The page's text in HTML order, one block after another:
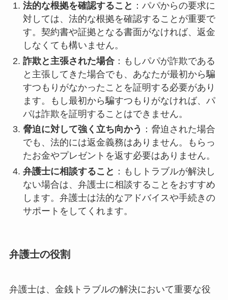
法的な根拠を確認すること ：パパからの要求に
対しては、法的な根拠を確認することが重要で
す。契約書や証拠となる書面がなければ、返金
しなくても構いません。
詐欺と主張された場合：もしパパが詐欺である
と主張してきた場合でも、あなたが最初から騙
すつもりがなかったことを証明する必要があり
ます。もし最初から騙すつもりがなければ、パ
パは詐欺を証明することはできません。
脅迫に対して強く立ち向かう ：脅迫された場合
でも、法的には返金義務はありません。もらっ
たお金やプレゼントを返す必要はありません。
弁護士に相談すること ：もしトラブルが解決し
ない場合は、弁護士に相談することをおすすめ
します。弁護士は法的なアドバイスや手続きの
サポートをしてくれます。
弁護士の役割
弁護士は、金銭トラブルの解決において重要な役